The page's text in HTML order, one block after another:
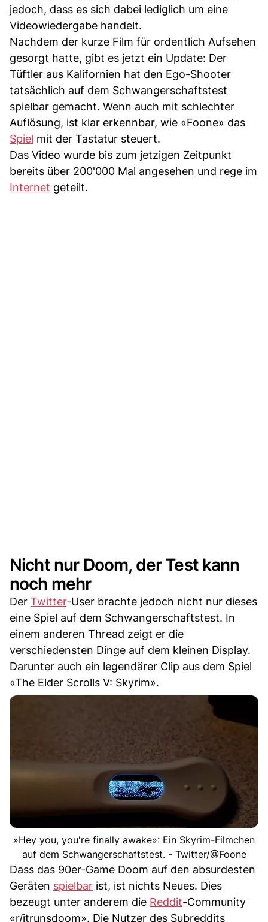
jedoch, dass es sich dabei lediglich um eine
Videowiedergabe handelt.
Nachdem der kurze Film für ordentlich Aufsehen
gesorgt hatte, gibt es jetzt ein Update: Der
Tüftler aus Kalifornien hat den Ego-Shooter
tatsächlich auf dem Schwangerschaftstest
spielbar gemacht. Wenn auch mit schlechter
Auflösung, ist klar erkennbar, wie «Foone» das
Spiel mit der Tastatur steuert.
Das Video wurde bis zum jetzigen Zeitpunkt
bereits über 200'000 Mal angesehen und rege im
Internet geteilt.
Nicht nur Doom, der Test kann
noch mehr
Der Twitter-User brachte jedoch nicht nur dieses
eine Spiel auf dem Schwangerschaftstest. In
einem anderen Thread zeigt er die
verschiedensten Dinge auf dem kleinen Display.
Darunter auch ein legendärer Clip aus dem Spiel
«The Elder Scrolls V: Skyrim».
»Hey you, you're finally awake»: Ein Skyrim-Filmchen
auf dem Schwangerschaftstest. - Twitter/@Foone
Dass das 90er-Game Doom auf den absurdesten
Geräten spielbar ist, ist nichts Neues. Dies
bezeugt unter anderem die Reddit-Community
«r/itrunsdoom». Die Nutzer des Subreddits